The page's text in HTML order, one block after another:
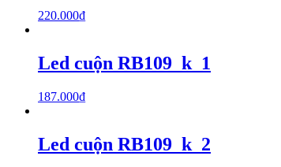
220.000₫
Led cuộn RB109_k_1
187.000₫
Led cuộn RB109_k_2